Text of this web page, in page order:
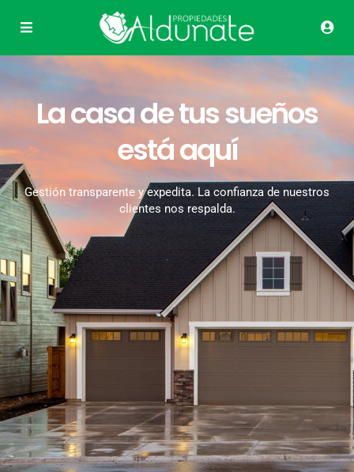
La casa de tus sueños
está aquí
Gestión transparente y expedita. La confianza de nuestros
clientes nos respalda.